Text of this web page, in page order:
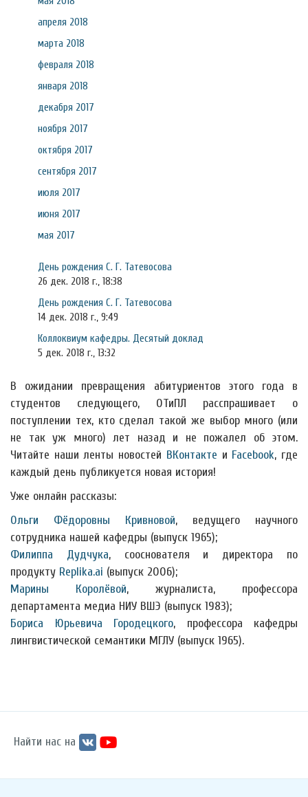
апреля 2018
марта 2018
февраля 2018
января 2018
декабря 2017
ноября 2017
октября 2017
сентября 2017
июля 2017
июня 2017
мая 2017
День рождения С. Г. Татевосова
26 дек. 2018 г., 18:38
День рождения С. Г. Татевосова
14 дек. 2018 г., 9:49
Коллоквиум кафедры. Десятый доклад
5 дек. 2018 г., 13:32
В ожидании превращения абитуриентов этого года в
студентов следующего, ОТиПЛ расспрашивает о
поступлении тех, кто сделал такой же выбор много (или
не так уж много) лет назад и не пожалел об этом.
Читайте наши ленты новостей ВКонтакте и Facebook, где
каждый день публикуется новая история!
Уже онлайн рассказы:
Ольги Фёдоровны Кривновой, ведущего научного
сотрудника нашей кафедры (выпуск 1965);
Филиппа Дудчука, сооснователя и директора по
продукту Replika.ai (выпуск 2006);
Марины Королёвой, журналиста, профессора
департамента медиа НИУ ВШЭ (выпуск 1983);
Бориса Юрьевича Городецкого, профессора кафедры
лингвистической семантики МГЛУ (выпуск 1965).
Найти нас на